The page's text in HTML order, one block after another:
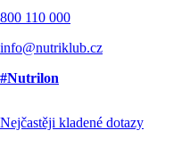
800 110 000
info@nutriklub.cz
#Nutrilon
Nejčastěji kladené dotazy